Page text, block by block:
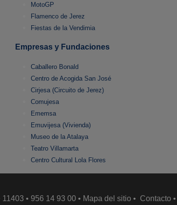
MotoGP
Flamenco de Jerez
Fiestas de la Vendimia
Empresas y Fundaciones
Caballero Bonald
Centro de Acogida San José
Cirjesa (Circuito de Jerez)
Comujesa
Ememsa
Emuvijesa (Vivienda)
Museo de la Atalaya
Teatro Villamarta
Centro Cultural Lola Flores
• 956 14 93 00 • Mapa del sitio • Contacto •